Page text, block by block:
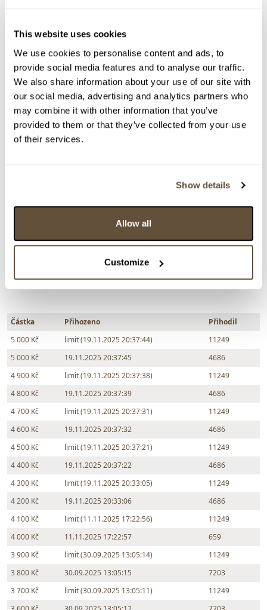
This website uses cookies
We use cookies to personalise content and ads, to
provide social media features and to analyse our traffic.
We also share information about your use of our site with
our social media, advertising and analytics partners who
may combine it with other information that you’ve
provided to them or that they’ve collected from your use
of their services.
Show details
Allow all
Customize
> zpět na aukční výsledky
VYDRAŽENO DOPORUČUJEME
František Vízner
145852. Ikonická hutní váza "Pivo"
Dražba ukončena:
5 000 Kč
Zpět na aukční výsledky
Chcete prodat podobný předmět?
> Zobrazit informaci jak prodat předmět v aukci
Částka Přihozeno
Přihodil
5 000 Kč
limit (19.11.2025 20:37:44)
11249
5 000 Kč
19.11.2025 20:37:45
4686
4 900 Kč
limit (19.11.2025 20:37:38)
11249
4 800 Kč
19.11.2025 20:37:39
4686
4 700 Kč
limit (19.11.2025 20:37:31)
11249
4 600 Kč
19.11.2025 20:37:32
4686
4 500 Kč
limit (19.11.2025 20:37:21)
11249
4 400 Kč
19.11.2025 20:37:22
4686
4 300 Kč
limit (19.11.2025 20:33:05)
11249
4 200 Kč
19.11.2025 20:33:06
4686
4 100 Kč
limit (11.11.2025 17:22:56)
11249
4 000 Kč
11.11.2025 17:22:57
659
3 900 Kč
limit (30.09.2025 13:05:14)
11249
3 800 Kč
30.09.2025 13:05:15
7203
3 700 Kč
limit (30.09.2025 13:05:11)
11249